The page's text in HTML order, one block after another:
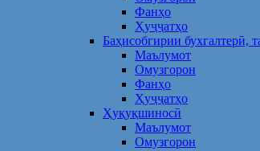
Фанҳо
Ҳуҷҷатҳо
Баҳисобгирии бухгалтерӣ,
Маълумот
Омузгорон
Фанҳо
Ҳуҷҷатҳо
Ҳуқуқшиносӣ
Маълумот
Омузгорон